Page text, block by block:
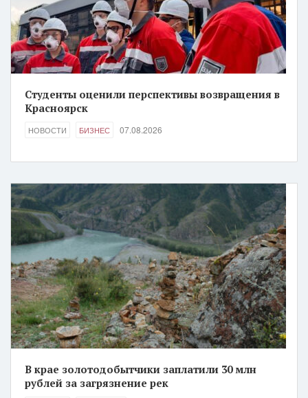
Студенты оценили перспективы возвращения в
Красноярск
НОВОСТИ БИЗНЕС 07.08.2026
В крае золотодобытчики заплатили 30 млн
рублей за загрязнение рек